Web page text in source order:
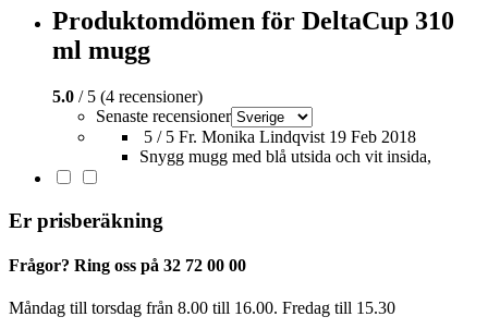
Produktomdömen för DeltaCup 310
ml mugg
5.0 / 5 (4 recensioner)
Senaste recensioner
5 / 5 Fr. Monika Lindqvist 19 Feb 2018
Snygg mugg med blå utsida och vit insida,
Er prisberäkning
Frågor? Ring oss på 32 72 00 00
Måndag till torsdag från 8.00 till 16.00. Fredag ​​till 15.30